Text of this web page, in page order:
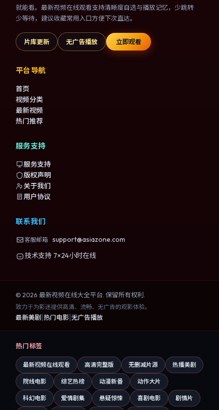
就能看。最新视频在线观看支持清晰度自选与播放记忆，少跳转
少等待，建议收藏常用入口方便下次直达。
片库更新 无广告播放 立即观看
平台导航
首页
视频分类
最新视频
热门推荐
服务支持
服务支持
版权声明
关于我们
用户协议
联系我们
客服邮箱 support@asiazone.com
技术支持 7×24小时在线
© 2026 最新视频在线大全平台. 保留所有权利.
致力于为影迷提供高清、流畅、无广告的观影体验。
最新美剧 |热门电影|无广告播放
热门标签
最新视频在线观看 高清完整版 无删减片源 热播美剧
院线电影 综艺热榜 动漫新番 动作大片
科幻电影 爱情剧集 悬疑惊悚 喜剧电影 剧情片